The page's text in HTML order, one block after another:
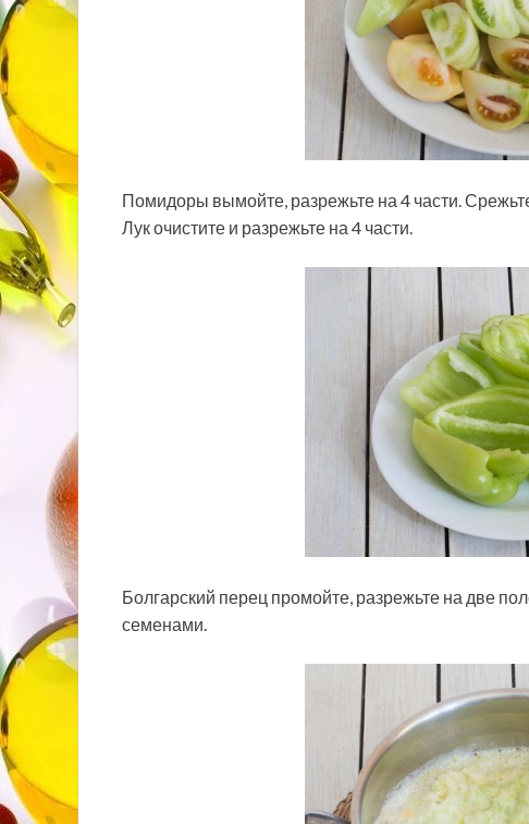
Помидоры вымойте, разрежьте на 4 части.
Лук очистите и разрежьте на 4 части.
Болгарский перец промойте, разрежьте на две
семенами.